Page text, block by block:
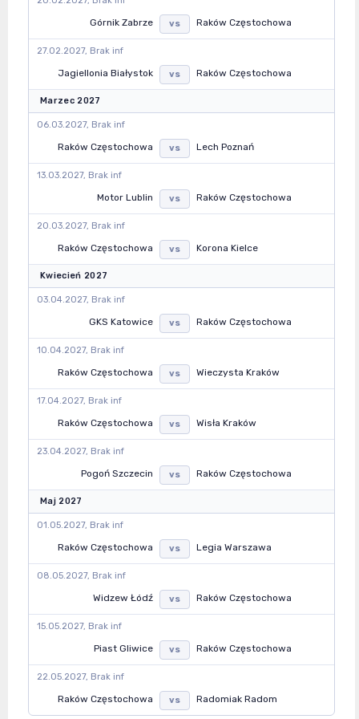
Górnik Zabrze vs Raków Częstochowa
27.02.2027, Brak inf
Jagiellonia Białystok vs Raków Częstochowa
Marzec 2027
06.03.2027, Brak inf
Raków Częstochowa vs Lech Poznań
13.03.2027, Brak inf
Motor Lublin vs Raków Częstochowa
20.03.2027, Brak inf
Raków Częstochowa vs Korona Kielce
Kwiecień 2027
03.04.2027, Brak inf
GKS Katowice vs Raków Częstochowa
10.04.2027, Brak inf
Raków Częstochowa vs Wieczysta Kraków
17.04.2027, Brak inf
Raków Częstochowa vs Wisła Kraków
23.04.2027, Brak inf
Pogoń Szczecin vs Raków Częstochowa
Maj 2027
01.05.2027, Brak inf
Raków Częstochowa vs Legia Warszawa
08.05.2027, Brak inf
Widzew Łódź vs Raków Częstochowa
15.05.2027, Brak inf
Piast Gliwice vs Raków Częstochowa
22.05.2027, Brak inf
Raków Częstochowa vs Radomiak Radom